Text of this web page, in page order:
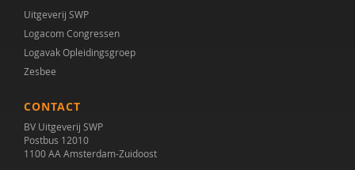
Uitgeverij SWP
Logacom Congressen
Logavak Opleidingsgroep
Zesbee
CONTACT
BV Uitgeverij SWP
Postbus 12010
1100 AA Amsterdam-Zuidoost